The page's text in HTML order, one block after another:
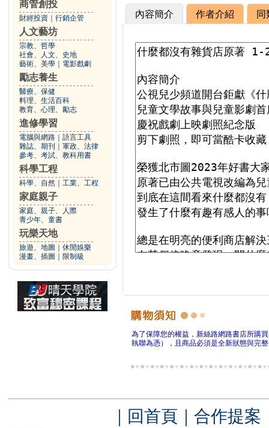
商管創投
財經投資 行銷企管
人文藝坊
宗教、哲學
社會、人文、史地
藝術、美學
電影戲劇
勵志養生
醫療、保健
料理、生活百科
教育、心理、勵志
進修學習
電腦與網路
語言工具
雜誌、期刊
軍政、法律
參考、考試、教科用書
科學工程
科學、自然 工業、工程
家庭親子
家庭、親子、人際
青少年、童書
玩樂天地
旅遊、地圖
休閒娛樂
漫畫、插圖
限制級
內容簡介 作者介紹 同
為了保障您的權益，新絲路網路書店所購
執聯為憑），且商品必須是全新狀態與完
｜ 回首頁 ｜ 合作提案